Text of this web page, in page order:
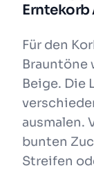
Erntekorb
Für den
Brauntöne
Beige. Die
ausmalen.
bunten
Streifen